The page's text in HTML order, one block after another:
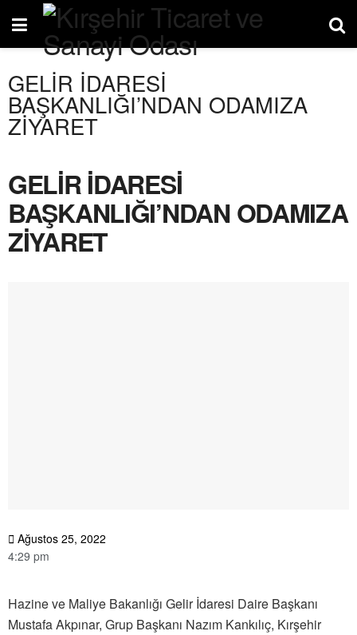
GELİR İDARESİ
BAŞKANLIĞI’NDAN ODAMIZA
ZİYARET
GELİR İDARESİ
BAŞKANLIĞI’NDAN ODAMIZA
ZİYARET
Ağustos 25, 2022
4:29 pm
Hazine ve Maliye Bakanlığı Gelir İdaresi Daire Başkanı
Mustafa Akpınar, Grup Başkanı Nazım Kankılıç, Kırşehir